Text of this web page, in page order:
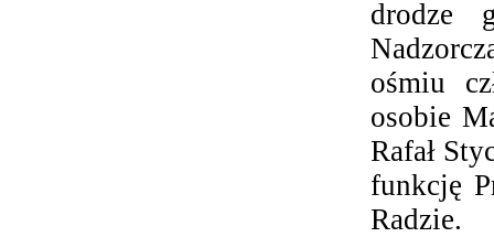
drodze
ośmiu
osobie
Rafał
funkcję
Radzie.